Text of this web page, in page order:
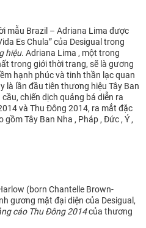
mẫu Brazil – Adriana Lima được
Es Chula” của Desigual trong
hiệu. Adriana Lima , một trong
trong giới thời trang, sẽ là gương
hạnh phúc và tinh thần lạc quan
là lần đầu tiên thương hiệu Tây Ban
chiến dịch quảng bá diễn ra
và Thu Đông 2014, ra mắt đặc
Tây Ban Nha , Pháp , Đức , Ý ,
(born Chantelle Brown-
gương mặt đại diện của Desigual,
cáo Thu Đông 2014của thương